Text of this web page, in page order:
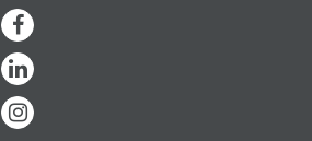
Facebook
Linkedin
Instagram